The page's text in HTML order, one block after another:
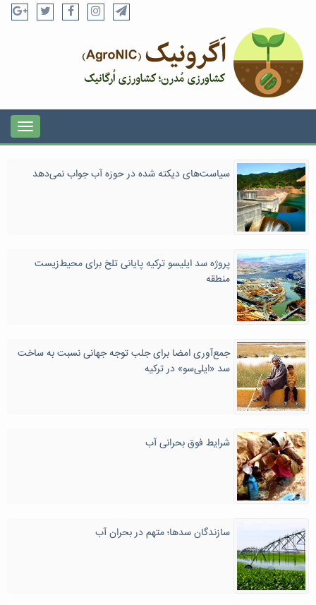
سیاست‌های دیکته شده در حوزه آب جواب نمی‌دهد
پروژه سد ایلیسو ترکیه پایانی تلخ برای محیط‌زیست
منطقه
جمع‌آوری امضا برای جلب توجه جهانی نسبت به ساخت
سد «ایلی‌سو» در ترکیه
شرایط فوق بحرانی آب
سازندگان سدها؛ متهم در بحران آب